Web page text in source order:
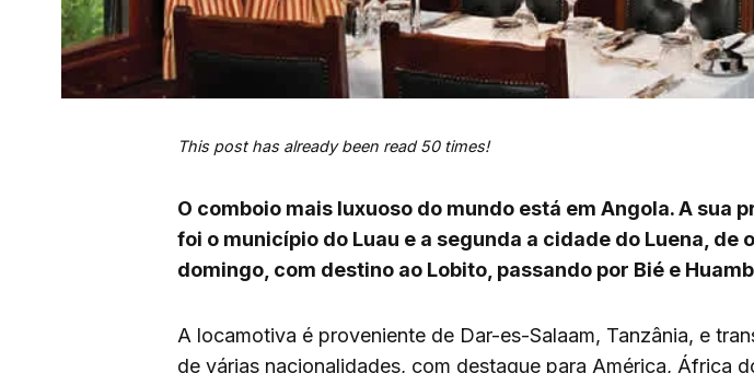
This post has already been read 50 times!
O comboio mais luxuoso do mundo está em Angola. A sua
foi o município do Luau e a segunda a cidade do Luena, de
domingo, com destino ao Lobito, passando por Bié e
A locamotiva é proveniente de Dar-es-Salaam, Tanzânia, e
de várias nacionalidades, com destaque para América, África